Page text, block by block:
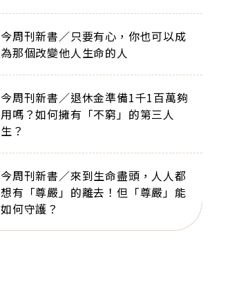
今周刊新書／只要有心，你也可以成
為那個改變他人生命的人
今周刊新書／退休金準備1千1百萬夠
用嗎？如何擁有「不窮」的第三人
生？
今周刊新書／來到生命盡頭，人人都
想有「尊嚴」的離去！但「尊嚴」能
如何守護？